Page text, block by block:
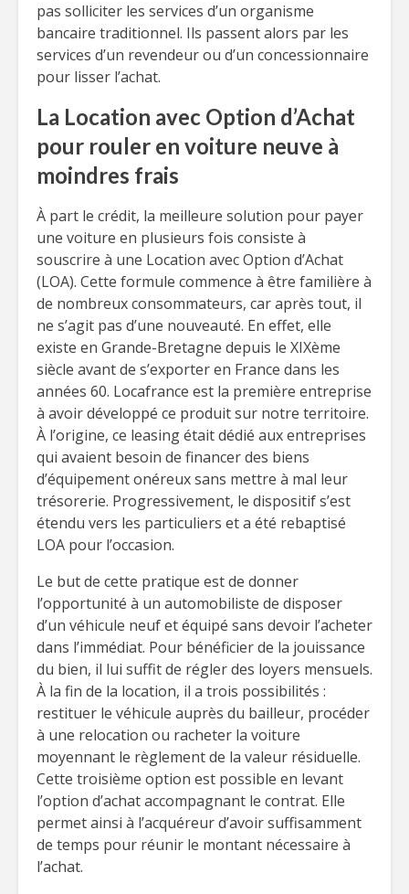
pas solliciter les services d’un organisme
bancaire traditionnel. Ils passent alors par les
services d’un revendeur ou d’un concessionnaire
pour lisser l’achat.
La Location avec Option d’Achat
pour rouler en voiture neuve à
moindres frais
À part le crédit, la meilleure solution pour payer
une voiture en plusieurs fois consiste à
souscrire à une Location avec Option d’Achat
(LOA). Cette formule commence à être familière à
de nombreux consommateurs, car après tout, il
ne s’agit pas d’une nouveauté. En effet, elle
existe en Grande-Bretagne depuis le XIXème
siècle avant de s’exporter en France dans les
années 60. Locafrance est la première entreprise
à avoir développé ce produit sur notre territoire.
À l’origine, ce leasing était dédié aux entreprises
qui avaient besoin de financer des biens
d’équipement onéreux sans mettre à mal leur
trésorerie. Progressivement, le dispositif s’est
étendu vers les particuliers et a été rebaptisé
LOA pour l’occasion.
Le but de cette pratique est de donner
l’opportunité à un automobiliste de disposer
d’un véhicule neuf et équipé sans devoir l’acheter
dans l’immédiat. Pour bénéficier de la jouissance
du bien, il lui suffit de régler des loyers mensuels.
À la fin de la location, il a trois possibilités :
restituer le véhicule auprès du bailleur, procéder
à une relocation ou racheter la voiture
moyennant le règlement de la valeur résiduelle.
Cette troisième option est possible en levant
l’option d’achat accompagnant le contrat. Elle
permet ainsi à l’acquéreur d’avoir suffisamment
de temps pour réunir le montant nécessaire à
l’achat.